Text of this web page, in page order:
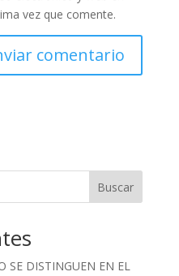
vez que comente.
Buscar
SE DISTINGUEN EN EL